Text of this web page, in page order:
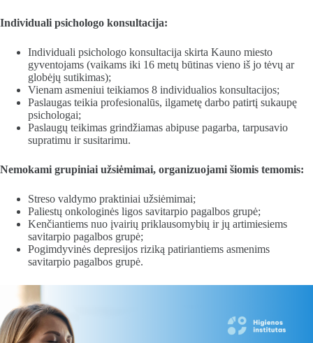
Individuali psichologo konsultacija:
Individuali psichologo konsultacija skirta Kauno miesto
gyventojams (vaikams iki 16 metų būtinas vieno iš jo tėvų ar
globėjų sutikimas);
Vienam asmeniui teikiamos 8 individualios konsultacijos;
Paslaugas teikia profesionalūs, ilgametę darbo patirtį sukaupę
psichologai;
Paslaugų teikimas grindžiamas abipuse pagarba, tarpusavio
supratimu ir susitarimu.
Nemokami grupiniai užsiėmimai, organizuojami šiomis temomis:
Streso valdymo praktiniai užsiėmimai;
Paliestų onkologinės ligos savitarpio pagalbos grupė;
Kenčiantiems nuo įvairių priklausomybių ir jų artimiesiems
savitarpio pagalbos grupė;
Pogimdyvinės depresijos riziką patiriantiems asmenims
savitarpio pagalbos grupė.